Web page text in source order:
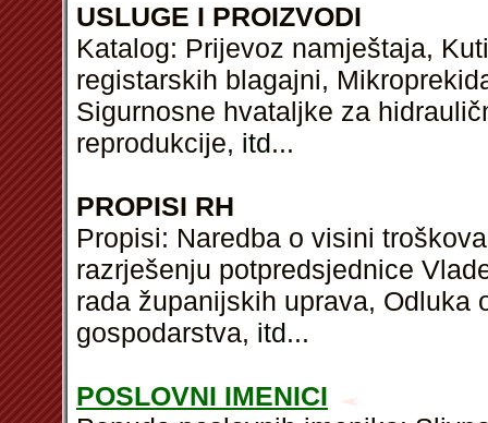
USLUGE I PROIZVODI
Katalog: Prijevoz namještaja,
registarskih blagajni,
Sigurnosne hvataljke za
reprodukcije, itd...
PROPISI RH
Propisi: Naredba o visini
razrješenju potpredsjednice
rada županijskih uprava, Odluka
gospodarstva, itd...
POSLOVNI IMENICI